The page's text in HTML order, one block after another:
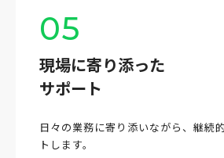
05
現場に寄り添った
サポート
日々の業務に寄り添いながら、継続
トします。